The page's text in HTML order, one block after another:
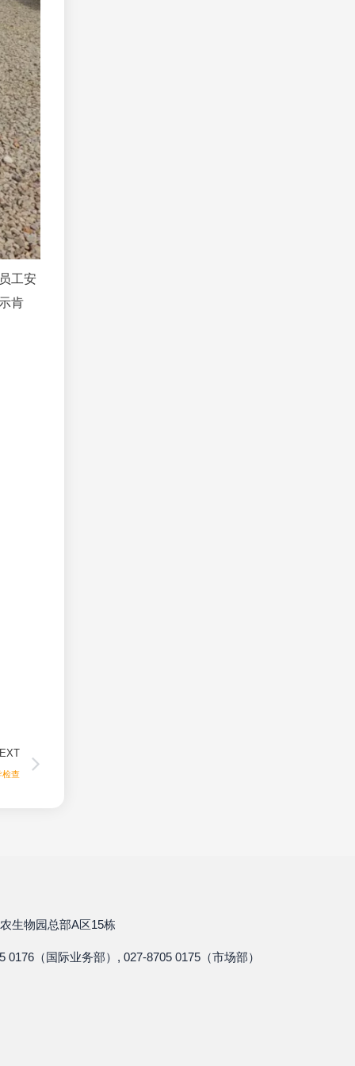
工安
肯
检查
生物园总部A区15栋
（国际业务部）, 027-8705 0175（市场部）